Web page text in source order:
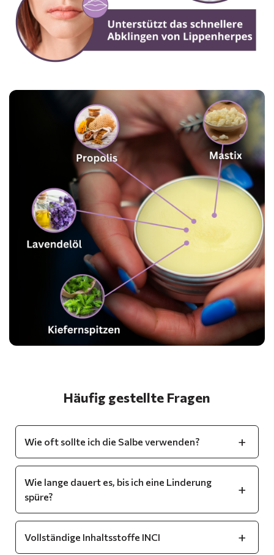
Häufig gestellte Fragen
Wie oft sollte ich die Salbe verwenden?
Wie lange dauert es, bis ich eine Linderung
spüre?
Vollständige Inhaltsstoffe INCI